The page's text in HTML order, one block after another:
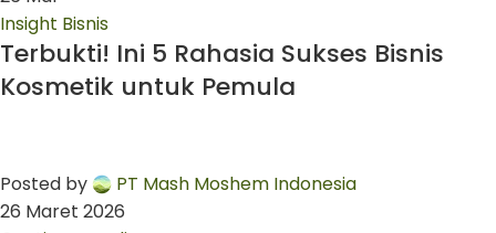
Insight Bisnis
Terbukti! Ini 5 Rahasia Sukses Bisnis
Kosmetik untuk Pemula
Posted by
PT Mash Moshem Indonesia
26 Maret 2026